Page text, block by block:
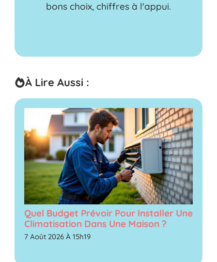
bons choix, chiffres à l'appui.
À Lire Aussi :
Quel Budget Prévoir Pour Installer Une
Climatisation Dans Une Maison ?
7 Août 2026 À 15h19